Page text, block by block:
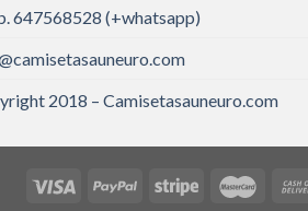
647568528 (+whatsapp)
2018 – Camisetasauneuro.com